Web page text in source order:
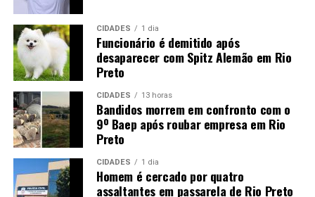
CIDADES 1 dia
Funcionário é demitido após
desaparecer com Spitz Alemão em Rio
Preto
CIDADES 13 horas
Bandidos morrem em confronto com o
9º Baep após roubar empresa em Rio
Preto
CIDADES 1 dia
Homem é cercado por quatro
assaltantes em passarela de Rio Preto